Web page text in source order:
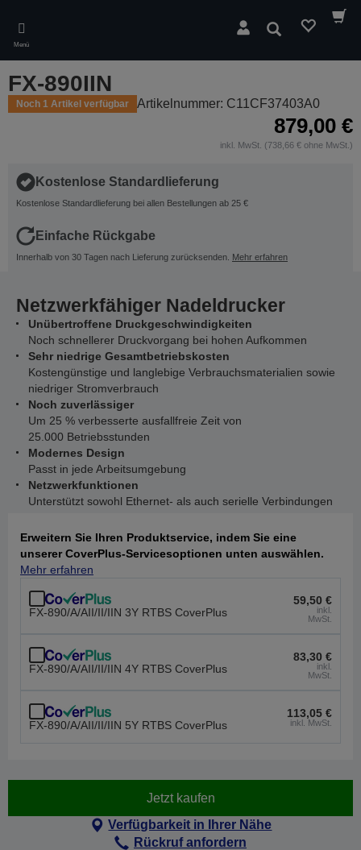
main
content
Menü
Suchen
FX-890IIN
Noch 1 Artikel verfügbar Artikelnummer: C11CF37403A0
879,00 €
inkl. MwSt. (738,66 € ohne MwSt.)
Kostenlose Standardlieferung
Kostenlose Standardlieferung bei allen Bestellungen ab 25 €
Einfache Rückgabe
Innerhalb von 30 Tagen nach Lieferung zurücksenden. Mehr erfahren
Netzwerkfähiger Nadeldrucker
Unübertroffene Druckgeschwindigkeiten
Noch schnellerer Druckvorgang bei hohen Aufkommen
Sehr niedrige Gesamtbetriebskosten
Kostengünstige und langlebige Verbrauchsmaterialien sowie
niedriger Stromverbrauch
Noch zuverlässiger
Um 25 % verbesserte ausfallfreie Zeit von
25.000 Betriebsstunden
Modernes Design
Passt in jede Arbeitsumgebung
Netzwerkfunktionen
Unterstützt sowohl Ethernet- als auch serielle Verbindungen
Erweitern Sie Ihren Produktservice, indem Sie eine
unserer CoverPlus-Servicesoptionen unten auswählen.
Mehr erfahren
FX-890/A/AII/II/IIN 3Y RTBS CoverPlus
59,50 €
inkl.
MwSt.
FX-890/A/AII/II/IIN 4Y RTBS CoverPlus
83,30 €
inkl.
MwSt.
FX-890/A/AII/II/IIN 5Y RTBS CoverPlus
113,05 €
inkl. MwSt.
Jetzt kaufen
Verfügbarkeit in Ihrer Nähe
Rückruf anfordern